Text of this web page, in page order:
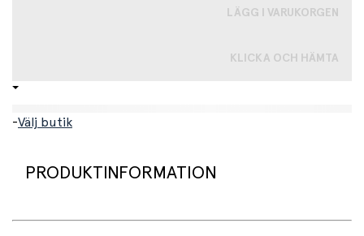
LÄGG I VARUKORGEN
KLICKA OCH HÄMTA
-Välj butik
PRODUKTINFORMATION